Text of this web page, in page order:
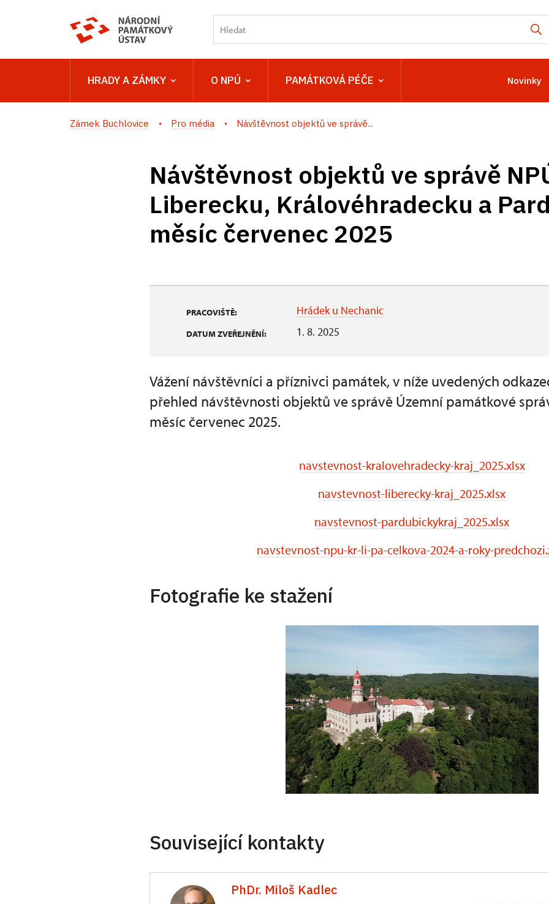
HRADY A ZÁMKY O NPÚ PAMÁTKOVÁ PÉČE Novinky
Zámek Buchlovice Pro média Návštěvnost objektů ve správě...
Návštěvnost objektů ve správě
Liberecku, Královéhradecku a
měsíc červenec 2025
PRACOVIŠTĚ: Hrádek u Nechanic
DATUM ZVEŘEJNĚNÍ: 1. 8. 2025
Vážení návštěvníci a příznivci památek, v níže uvedených
přehled návštěvnosti objektů ve správě Územní památkové
měsíc červenec 2025.
navstevnost-kralovehradecky-kraj_2025.xlsx
navstevnost-liberecky-kraj_2025.xlsx
navstevnost-pardubickykraj_2025.xlsx
navstevnost-npu-kr-li-pa-celkova-2024-a-roky-
Fotografie ke stažení
Související kontakty
PhDr. Miloš Kadlec